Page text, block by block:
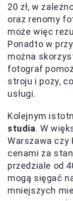
20 zł, w
oraz renomy
może więc
Ponadto w
można
fotograf
stroju i pozy,
usługi.
Kolejnym
studia. W
Warszawa czy
cenami za
przedziale od
mogą sięgać
mniejszych